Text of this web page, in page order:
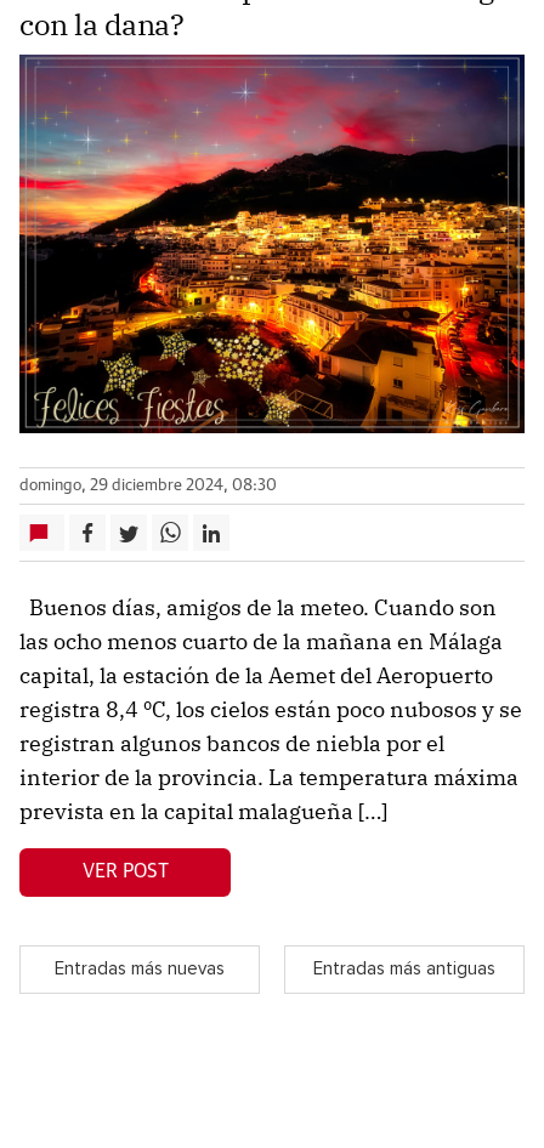
con la dana?
domingo, 29 diciembre 2024, 08:30
Buenos días, amigos de la meteo. Cuando son
las ocho menos cuarto de la mañana en Málaga
capital, la estación de la Aemet del Aeropuerto
registra 8,4 ºC, los cielos están poco nubosos y se
registran algunos bancos de niebla por el
interior de la provincia. La temperatura máxima
prevista en la capital malagueña […]
VER POST
Entradas más nuevas Entradas más antiguas